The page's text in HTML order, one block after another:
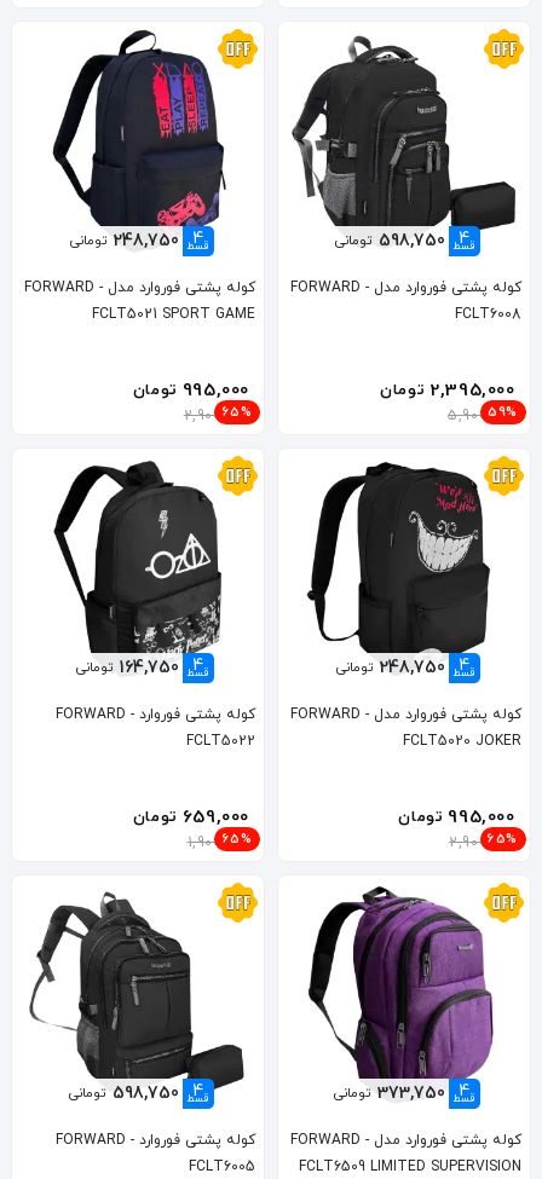
4
قسط 598,750 تومانی
کوله پشتی فوروارد مدل FORWARD -
FCLT6008
2,395,000 تومان
5,900,000
59%
4
قسط 248,750 تومانی
کوله پشتی فوروارد مدل FORWARD -
FCLT5021 SPORT GAME
995,000 تومان
2,900,000
65%
4
قسط 248,750 تومانی
کوله پشتی فوروارد مدل FORWARD -
FCLT5020 JOKER
995,000 تومان
2,900,000
65%
4
قسط 164,750 تومانی
کوله پشتی فوروارد FORWARD -
FCLT5022
659,000 تومان
1,900,000
65%
4
قسط 373,750 تومانی
کوله پشتی فوروارد مدل FORWARD -
FCLT6509 LIMITED SUPERVISION
4
قسط 598,750 تومانی
کوله پشتی فوروارد FORWARD -
FCLT6005